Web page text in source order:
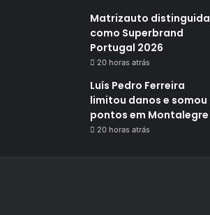
Matrizauto distinguida
como Superbrand
Portugal 2026
20 horas atrás
Luís Pedro Ferreira
limitou danos e somou
pontos em Montalegre
20 horas atrás